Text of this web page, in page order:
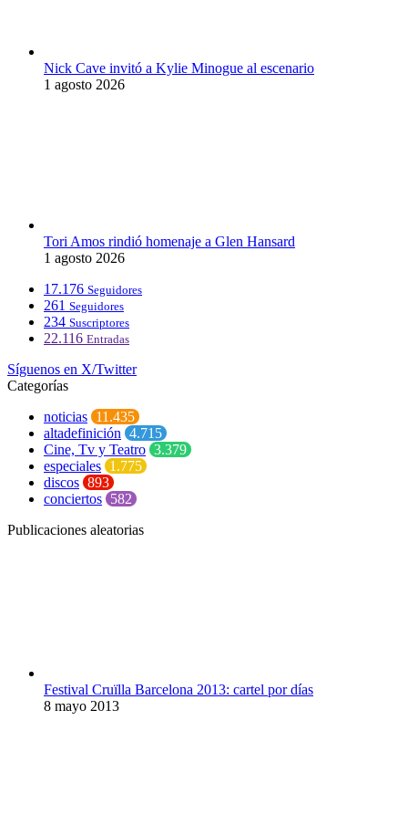
Nick Cave invitó a Kylie Minogue al escenario
1 agosto 2026
Tori Amos rindió homenaje a Glen Hansard
1 agosto 2026
17.176 Seguidores
261 Seguidores
234 Suscriptores
22.116 Entradas
Síguenos en X/Twitter
Categorías
noticias 11.435
altadefinición 4.715
Cine, Tv y Teatro 3.379
especiales 1.775
discos 893
conciertos 582
Publicaciones aleatorias
Festival Cruïlla Barcelona 2013: cartel por días
8 mayo 2013